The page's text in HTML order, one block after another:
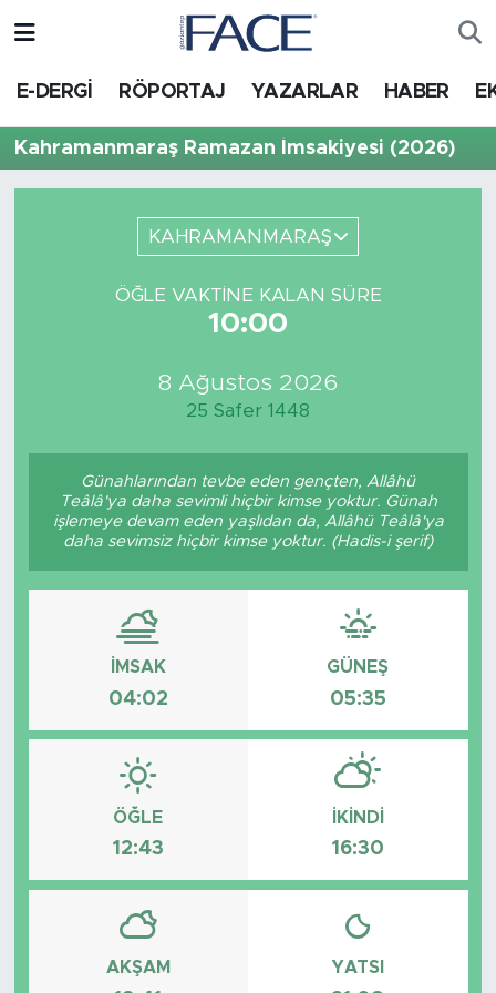
E-DERGİ RÖPORTAJ YAZARLAR HABER
Kahramanmaraş Ramazan İmsakiyesi (2026)
KAHRAMANMARAŞ
ÖĞLE VAKTINE KALAN SÜRE
10:00
8 Ağustos 2026
25 Safer 1448
Günahlarından tevbe eden gençten, Allâhü
Teâlâ'ya daha sevimli hiçbir kimse yoktur. Günah
işlemeye devam eden yaşlıdan da, Allâhü Teâlâ'ya
daha sevimsiz hiçbir kimse yoktur. (Hadis-i şerif)
İMSAK
04:02
GÜNEŞ
05:35
ÖĞLE
12:43
İKINDI
16:30
AKŞAM YATSI
HABER
Nöbetçi Eczaneler
Hava Durumu
Süper Lig Puan Durumu ve Fikstür